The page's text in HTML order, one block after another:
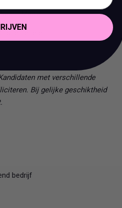
Media
snel te leren
met verschillende
Bij gelijke geschiktheid
bedrijf